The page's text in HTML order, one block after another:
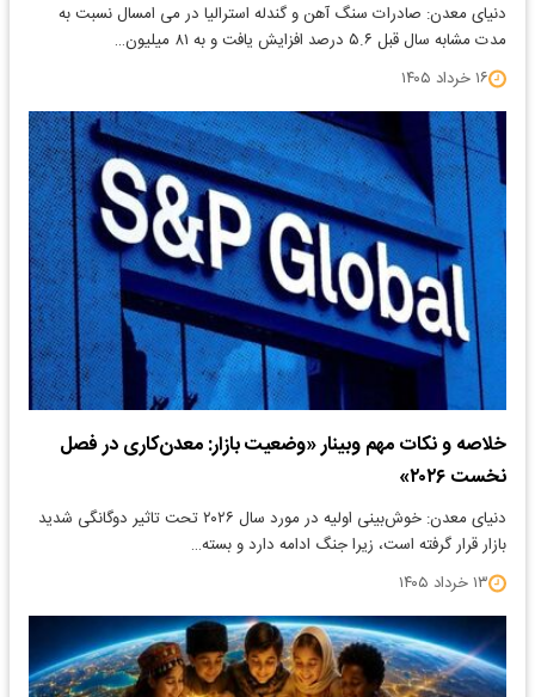
دنیای معدن: صادرات سنگ آهن و گندله استرالیا در می امسال نسبت به
مدت مشابه سال قبل ۵.۶ درصد افزایش یافت و به ۸۱ میلیون…
۱۶ خرداد ۱۴۰۵
خلاصه و نکات مهم وبینار «وضعیت بازار: معدن‌کاری در فصل
نخست ۲۰۲۶»
دنیای معدن: خوش‌بینی اولیه در مورد سال ۲۰۲۶ تحت تاثیر دوگانگی شدید
بازار قرار گرفته است، زیرا جنگ ادامه دارد و بسته…
۱۳ خرداد ۱۴۰۵